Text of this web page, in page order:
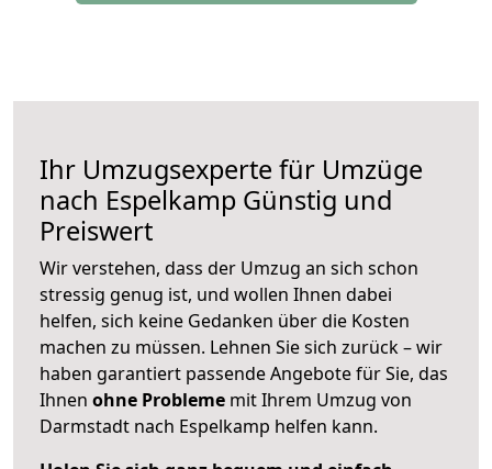
Ihr Umzugsexperte für Umzüge
nach Espelkamp Günstig und
Preiswert
Wir verstehen, dass der Umzug an sich schon
stressig genug ist, und wollen Ihnen dabei
helfen, sich keine Gedanken über die Kosten
machen zu müssen. Lehnen Sie sich zurück – wir
haben garantiert passende Angebote für Sie, das
Ihnen ohne Probleme mit Ihrem Umzug von
Darmstadt nach Espelkamp helfen kann.